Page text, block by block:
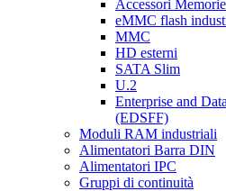
Accessori
eMMC flash
MMC
HD esterni
SATA Slim
U.2
Enterprise and
(EDSFF)
Moduli RAM industriali
Alimentatori Barra DIN
Alimentatori IPC
Gruppi di continuità